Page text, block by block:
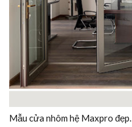
Mẫu cửa nhôm hệ Maxpro đẹp.